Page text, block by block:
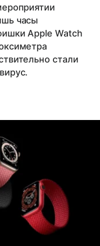
часы
Apple Watch
стали